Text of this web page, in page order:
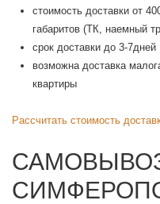
стоимость доставки от
габаритов (ТК, наемный
срок доставки до 3-7дней
возможна доставка
квартиры
Рассчитать стоимость